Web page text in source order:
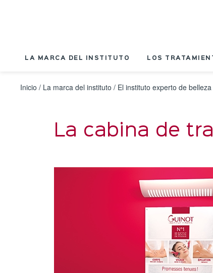
LA MARCA DEL INSTITUTO LOS
Inicio / La marca del instituto / El instituto experto de belleza
La cabina de